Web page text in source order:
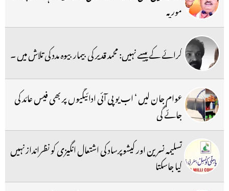
موریہ
کرائے کے پیسے نہیں: محمد قدیر کی بیمار بیوہ مدد کی تلاش میں ۔
عوام جان لیں ‘ اب یو پی آئی ادائیگیوں پر بھی فیس عائد کی
جائے گی
تسلیمہ نسرین اور کیشوپرساد کی اشتعال انگیزی کو نظرانداز نہیں
کیا جاسکتا